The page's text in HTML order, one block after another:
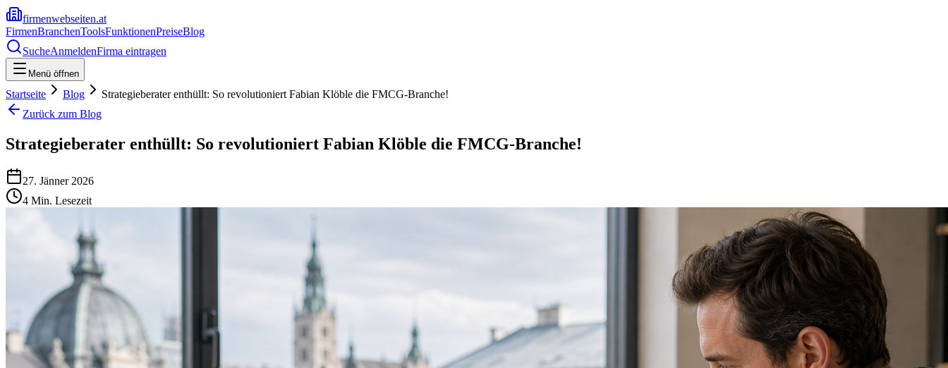
firmenwebseiten.at
FirmenBranchenToolsFunktionenPreiseBlog
SucheAnmeldenFirma eintragen
Menü öffnen
Startseite Blog
Strategieberater enthüllt: So revolutioniert Fabian Klöble die FMCG-Branche!
Zurück zum Blog
Strategieberater enthüllt: So revolutioniert Fabian Klöble die FMCG-Branche!
27. Jänner 2026
4 Min. Lesezeit